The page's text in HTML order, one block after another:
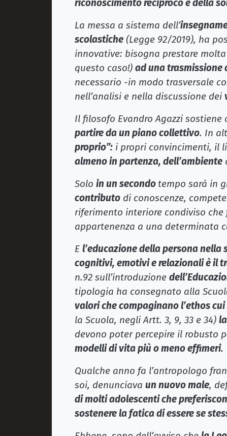
riconoscimento reciproco e della
La messa a sistema dell’
scolastiche (Legge 92/2019), ha
innovative: bisogna prestare molta
questo caso!) ad una trasmissione
necessario -in modo trasversale
nell’analisi e nella discussione dei
Il filosofo Evandro Agazzi sostiene
partire da un piano collettivo. In
proprio”: i propri convincimenti, il
almeno in partenza, dell’ambiente
Solo in un secondotempo sarà in
contributo di conoscenze,
riferimento interiore condiviso
appartenenza a una determinata
E l’educazione della persona
cognitivi, emotivi e relazionali è il
n.92 sull’introduzione
tipologia ha consegnato alla
valori che compaginano l’ethos
la Scuola, negli Artt. 3, 9, 33 e 34)
devono poter percepire il robusto
modelli di vita più o meno effimeri.
Qualche anno fa l’antropologo
soi, denunciava un nuovo male,
di molti adolescenti che
sostenere la fatica di essere se